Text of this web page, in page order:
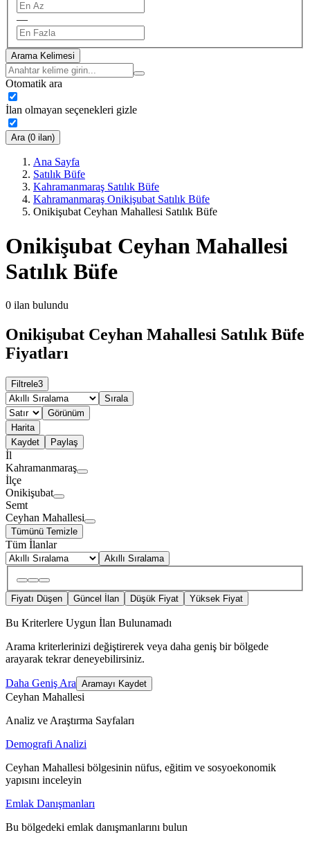
—
Arama Kelimesi
Otomatik ara
İlan olmayan seçenekleri gizle
Ara (0 ilan)
Ana Sayfa
Satılık Büfe
Kahramanmaraş Satılık Büfe
Kahramanmaraş Onikişubat Satılık Büfe
Onikişubat Ceyhan Mahallesi Satılık Büfe
Onikişubat Ceyhan Mahallesi
Satılık Büfe
0 ilan bulundu
Onikişubat Ceyhan Mahallesi Satılık Büfe
Fiyatları
Filtrele3
Sırala
Görünüm
Harita
Kaydet
Paylaş
İl
Kahramanmaraş
İlçe
Onikişubat
Semt
Ceyhan Mahallesi
Tümünü Temizle
Tüm İlanlar
Akıllı Sıralama
Fiyatı Düşen Güncel İlan Düşük Fiyat Yüksek Fiyat
Bu Kriterlere Uygun İlan Bulunamadı
Arama kriterlerinizi değiştirerek veya daha geniş bir bölgede
arayarak tekrar deneyebilirsiniz.
Daha Geniş Ara Aramayı Kaydet
Ceyhan Mahallesi
Analiz ve Araştırma Sayfaları
Demografi Analizi
Ceyhan Mahallesi bölgesinin nüfus, eğitim ve sosyoekonomik
yapısını inceleyin
Emlak Danışmanları
Bu bölgedeki emlak danışmanlarını bulun